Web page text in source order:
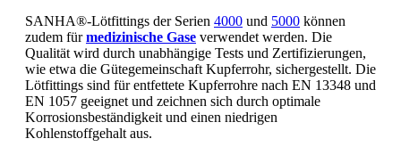
SANHA®-Lötfittings der Serien 4000 und 5000 können
zudem fürmedizinische Gase verwendet werden. Die
Qualität wird durch unabhängige Tests und Zertifizierungen,
wie etwa die Gütegemeinschaft Kupferrohr, sichergestellt. Die
Lötfittings sind für entfettete Kupferrohre nach EN 13348 und
EN 1057 geeignet und zeichnen sich durch optimale
Korrosionsbeständigkeit und einen niedrigen
Kohlenstoffgehalt aus.